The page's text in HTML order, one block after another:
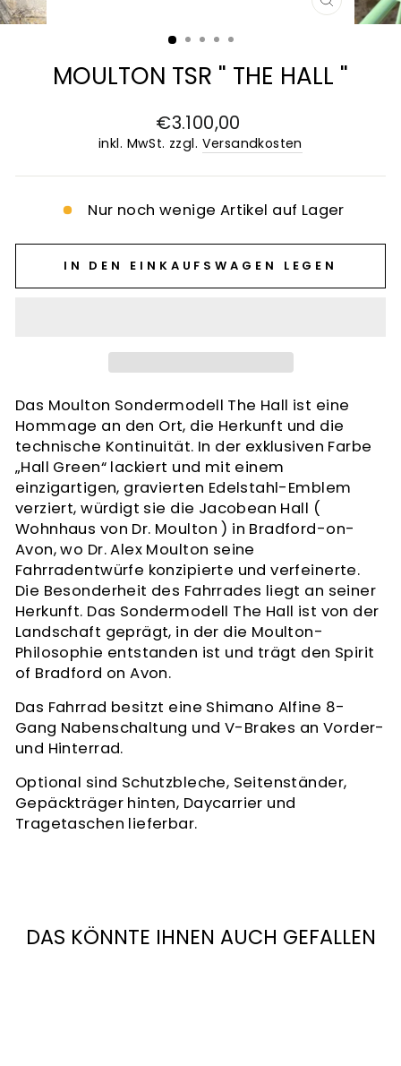
ESC)
MOULTON TSR " THE HALL "
Normaler
Preis
€3.100,00
inkl. MwSt. zzgl. Versandkosten
Nur noch wenige Artikel auf Lager
IN DEN EINKAUFSWAGEN LEGEN
Das Moulton Sondermodell The Hall ist eine
Hommage an den Ort, die Herkunft und die
technische Kontinuität. In der exklusiven Farbe
„Hall Green“ lackiert und mit einem
einzigartigen, gravierten Edelstahl-Emblem
verziert, würdigt sie die Jacobean Hall (
Wohnhaus von Dr. Moulton ) in Bradford-on-
Avon, wo Dr. Alex Moulton seine
Fahrradentwürfe konzipierte und verfeinerte.
Die Besonderheit des Fahrrades liegt an seiner
Herkunft. Das Sondermodell The Hall ist von der
Landschaft geprägt, in der die Moulton-
Philosophie entstanden ist und trägt den Spirit
of Bradford on Avon.
Das Fahrrad besitzt eine Shimano Alfine 8-
Gang Nabenschaltung und V-Brakes an Vorder-
und Hinterrad.
Optional sind Schutzbleche, Seitenständer,
Gepäckträger hinten, Daycarrier und
Tragetaschen lieferbar.
DAS KÖNNTE IHNEN AUCH GEFALLEN